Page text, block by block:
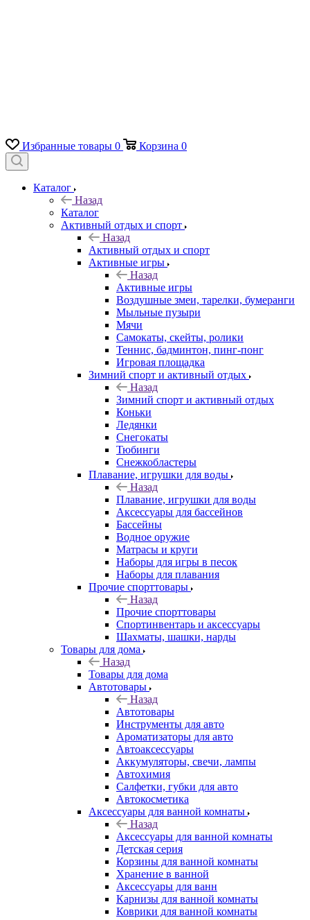
Избранные товары 0 Корзина 0
Каталог
Назад
Каталог
Активный отдых и спорт
Назад
Активный отдых и спорт
Активные игры
Назад
Активные игры
Воздушные змеи, тарелки, бумеранги
Мыльные пузыри
Мячи
Самокаты, скейты, ролики
Теннис, бадминтон, пинг-понг
Игровая площадка
Зимний спорт и активный отдых
Назад
Зимний спорт и активный отдых
Коньки
Ледянки
Снегокаты
Тюбинги
Снежкобластеры
Плавание, игрушки для воды
Назад
Плавание, игрушки для воды
Аксессуары для бассейнов
Бассейны
Водное оружие
Матрасы и круги
Наборы для игры в песок
Наборы для плавания
Прочие спорттовары
Назад
Прочие спорттовары
Спортинвентарь и аксессуары
Шахматы, шашки, нарды
Товары для дома
Назад
Товары для дома
Автотовары
Назад
Автотовары
Инструменты для авто
Ароматизаторы для авто
Автоаксессуары
Аккумуляторы, свечи, лампы
Автохимия
Салфетки, губки для авто
Автокосметика
Аксессуары для ванной комнаты
Назад
Аксессуары для ванной комнаты
Детская серия
Корзины для ванной комнаты
Хранение в ванной
Аксессуары для ванн
Карнизы для ванной комнаты
Коврики для ванной комнаты